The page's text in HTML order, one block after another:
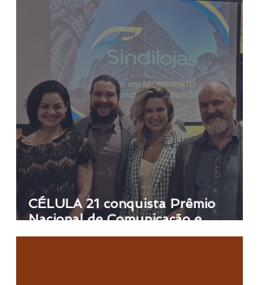
CÉLULA 21 conquista Prêmio
Nacional de Comunicação e
Marketing Sindical